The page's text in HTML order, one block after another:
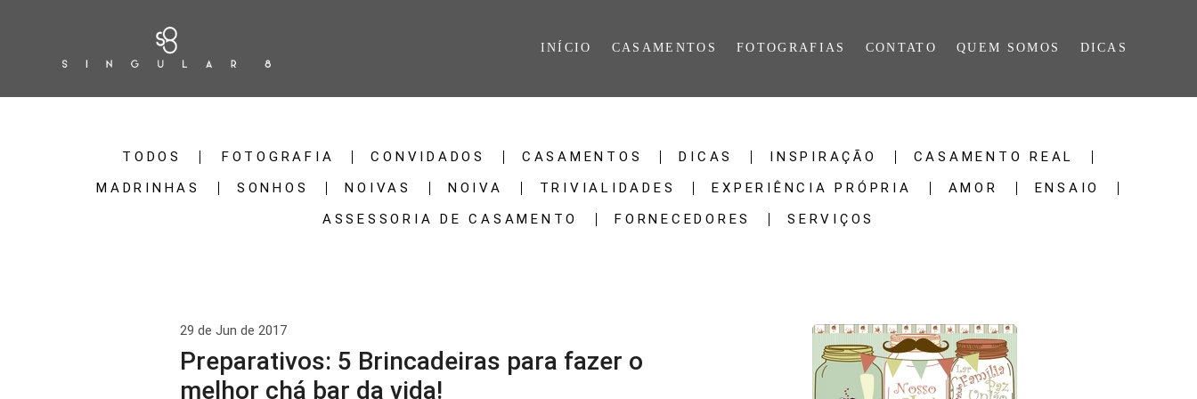
INÍCIO CASAMENTOS FOTOGRAFIAS CONTATO QUEM SOMOS DICAS
TODOS FOTOGRAFIA CONVIDADOS CASAMENTOS DICAS INSPIRAÇÃO
CASAMENTO REAL
MADRINHAS
SONHOS NOIVAS NOIVA TRIVIALIDADES EXPERIÊNCIA PRÓPRIA AMOR
ENSAIO
ASSESSORIA DE CASAMENTO
FORNECEDORES SERVIÇOS
29 de Jun de 2017
Preparativos: 5 Brincadeiras para fazer o
melhor chá bar da vida!